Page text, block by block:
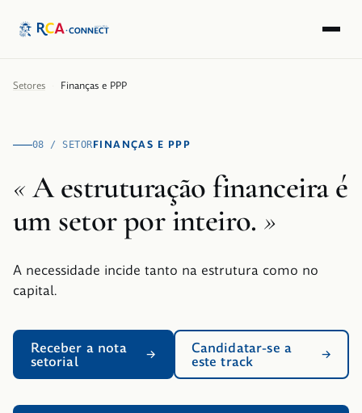
Setores Finanças e PPP
08 / SETORFINANÇAS E PPP
«A estruturação financeira é
um setor por inteiro. »
A necessidade incide tanto na estrutura como no
capital.
Receber a nota
setorial
Candidatar-se a
este track